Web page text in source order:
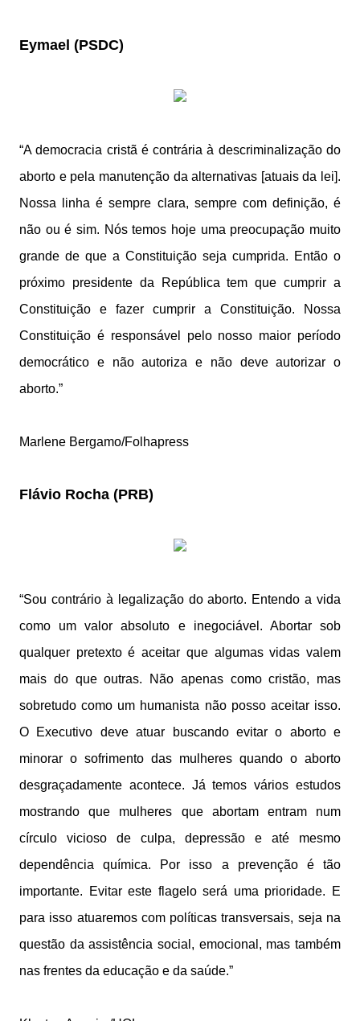
Eymael (PSDC)
“A democracia cristã é contrária à descriminalização do
aborto e pela manutenção da alternativas [atuais da lei].
Nossa linha é sempre clara, sempre com definição, é
não ou é sim. Nós temos hoje uma preocupação muito
grande de que a Constituição seja cumprida. Então o
próximo presidente da República tem que cumprir a
Constituição e fazer cumprir a Constituição. Nossa
Constituição é responsável pelo nosso maior período
democrático e não autoriza e não deve autorizar o
aborto.”
Marlene Bergamo/Folhapress
Flávio Rocha (PRB)
“Sou contrário à legalização do aborto. Entendo a vida
como um valor absoluto e inegociável. Abortar sob
qualquer pretexto é aceitar que algumas vidas valem
mais do que outras. Não apenas como cristão, mas
sobretudo como um humanista não posso aceitar isso.
O Executivo deve atuar buscando evitar o aborto e
minorar o sofrimento das mulheres quando o aborto
desgraçadamente acontece. Já temos vários estudos
mostrando que mulheres que abortam entram num
círculo vicioso de culpa, depressão e até mesmo
dependência química. Por isso a prevenção é tão
importante. Evitar este flagelo será uma prioridade. E
para isso atuaremos com políticas transversais, seja na
questão da assistência social, emocional, mas também
nas frentes da educação e da saúde.”